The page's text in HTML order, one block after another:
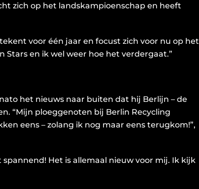
zich op het landskampioenschap en heeft
voor één jaar en focust zich voor nu op het
Stars en ik wel weer hoe het verdergaat.”
het nieuws naar buiten dat hij Berlijn – de
“Mijn ploeggenoten bij Berlin Recycling
eens – zolang ik nog maar eens terugkom!”,
Het is allemaal nieuw voor mij. Ik kijk